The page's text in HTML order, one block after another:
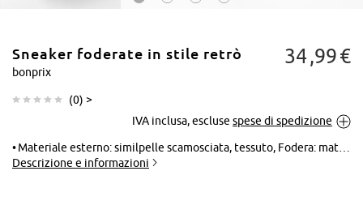
Tocca per
ingrandire
Sneaker foderate in stile retrò
bonprix
(0) >
34 99€
IVA inclusa, escluse spese di spedizione
Materiale esterno: similpelle scamosciata, tessuto, Fodera: materiale sintetico, Suola: materiale sintetico, Soletta: materiale sintetico
Descrizione e informazioni